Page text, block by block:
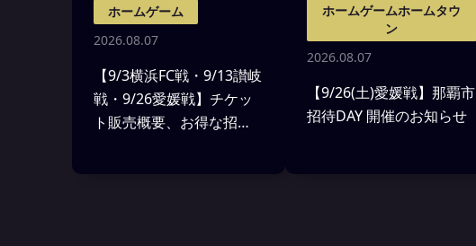
ホームゲーム
2026.08.07
【9/3横浜FC戦・9/13讃岐
戦・9/26愛媛戦】チケッ
ト販売概要、お得な招
ホームゲームホームタウ
ン
2026.08.07
【9/26(土)愛媛戦】那覇市
招待DAY 開催のお知らせ